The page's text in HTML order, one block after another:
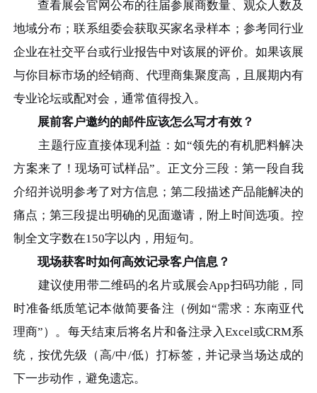
查看展会官网公布的往届参展商数量、观众人数及
地域分布；联系组委会获取买家名录样本；参考同行业
企业在社交平台或行业报告中对该展的评价。如果该展
与你目标市场的经销商、代理商集聚度高，且展期内有
专业论坛或配对会，通常值得投入。
展前客户邀约的邮件应该怎么写才有效？
主题行应直接体现利益：如“领先的有机肥料解决
方案来了！现场可试样品”。正文分三段：第一段自我
介绍并说明参考了对方信息；第二段描述产品能解决的
痛点；第三段提出明确的见面邀请，附上时间选项。控
制全文字数在150字以内，用短句。
现场获客时如何高效记录客户信息？
建议使用带二维码的名片或展会App扫码功能，同
时准备纸质笔记本做简要备注（例如“需求：东南亚代
理商”）。每天结束后将名片和备注录入Excel或CRM系
统，按优先级（高/中/低）打标签，并记录当场达成的
下一步动作，避免遗忘。